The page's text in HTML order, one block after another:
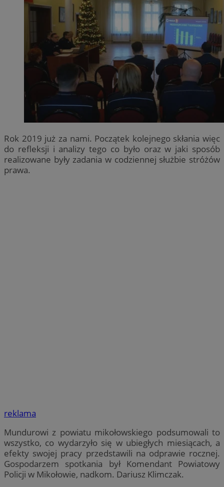
Rok 2019 już za nami. Początek kolejnego skłania więc
do refleksji i analizy tego co było oraz w jaki sposób
realizowane były zadania w codziennej służbie stróżów
prawa.
reklama
Mundurowi z powiatu mikołowskiego podsumowali to
wszystko, co wydarzyło się w ubiegłych miesiącach, a
efekty swojej pracy przedstawili na odprawie rocznej.
Gospodarzem spotkania był Komendant Powiatowy
Policji w Mikołowie, nadkom. Dariusz Klimczak.